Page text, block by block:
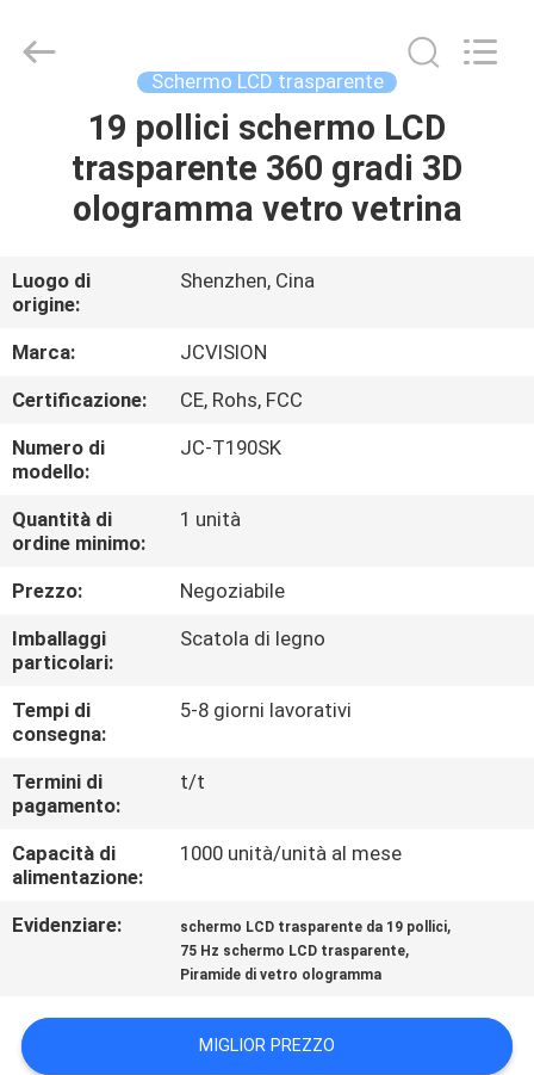
CASA.
PRODOTTI
SU
DI
NOI
VISITA
ALLA
FABBRICA
CONTROLLO
DELLA
QUALITÀ
CONTATTACI
NOTIZIE
PREVENTIVO
Interactive
Technology
Schermo LCD trasparente
19 pollici schermo LCD
trasparente 360 gradi 3D
ologramma vetro vetrina
Luogo di
origine:
Shenzhen, Cina
Marca:
JCVISION
Certificazione:
CE, Rohs, FCC
Numero di
modello:
JC-T190SK
Quantità di
ordine minimo:
1 unità
Prezzo:
Negoziabile
Imballaggi
particolari:
Scatola di legno
Tempi di
consegna:
5-8 giorni lavorativi
Termini di
pagamento:
t/t
Capacità di
alimentazione:
1000 unità/unità al mese
Evidenziare: schermo LCD trasparente da 19 pollici,
75 Hz schermo LCD trasparente,
Piramide di vetro ologramma
MIGLIOR PREZZO